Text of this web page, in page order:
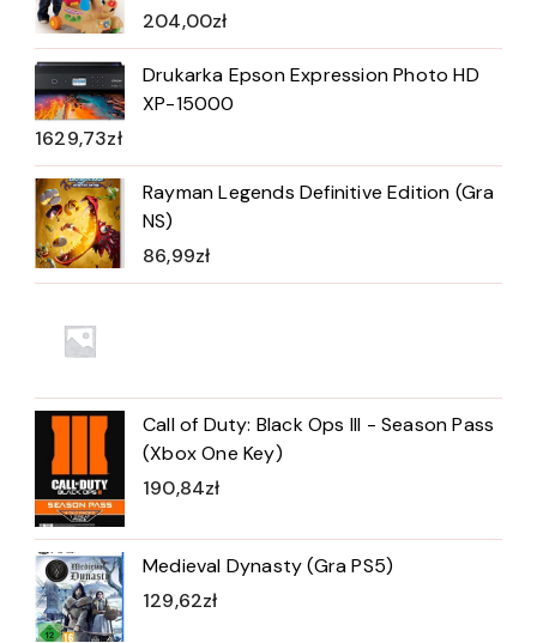
204,00zł
Drukarka Epson Expression Photo HD
XP-15000
1629,73zł
Rayman Legends Definitive Edition (Gra
NS)
86,99zł
Call of Duty: Black Ops III - Season Pass
(Xbox One Key)
190,84zł
Medieval Dynasty (Gra PS5)
129,62zł